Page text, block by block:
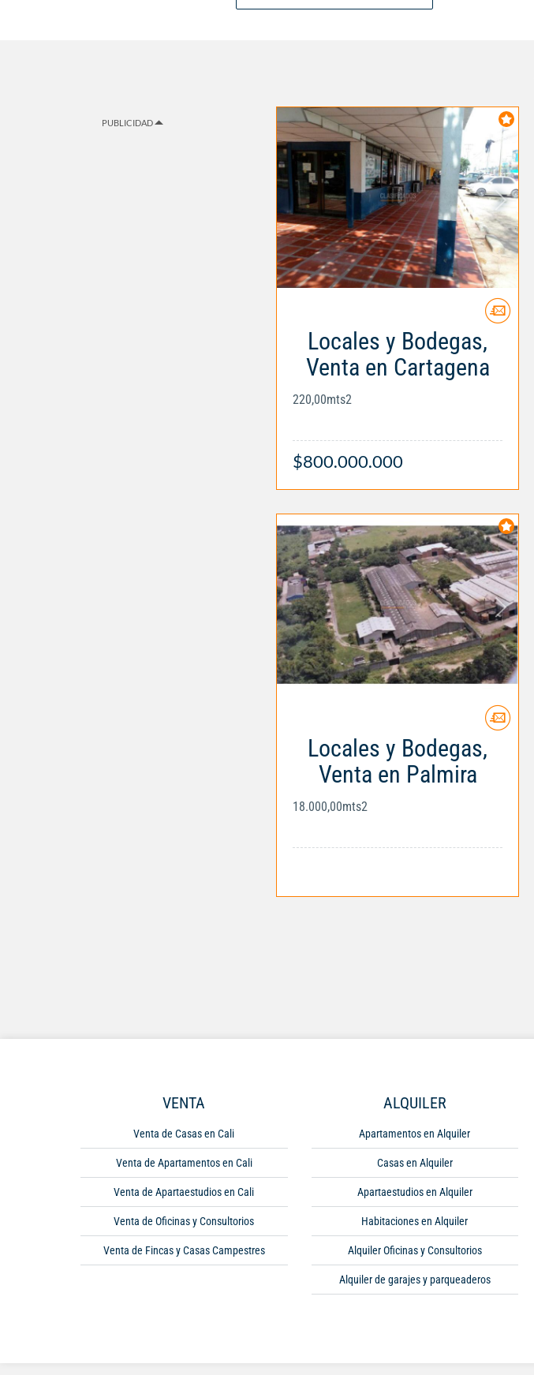
PUBLICIDAD
Locales y Bodegas,
Venta en Cartagena
220,00mts2
$800.000.000
Locales y Bodegas,
Venta en Palmira
18.000,00mts2
VENTA
Venta de Casas en Cali
Venta de Apartamentos en Cali
Venta de Apartaestudios en Cali
Venta de Oficinas y Consultorios
Venta de Fincas y Casas Campestres
ALQUILER
Apartamentos en Alquiler
Casas en Alquiler
Apartaestudios en Alquiler
Habitaciones en Alquiler
Alquiler Oficinas y Consultorios
Alquiler de garajes y parqueaderos